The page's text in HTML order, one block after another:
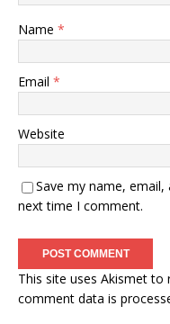
Name *
Email *
Website
Save my name,
next time I comment.
This site uses Akismet to
comment data is